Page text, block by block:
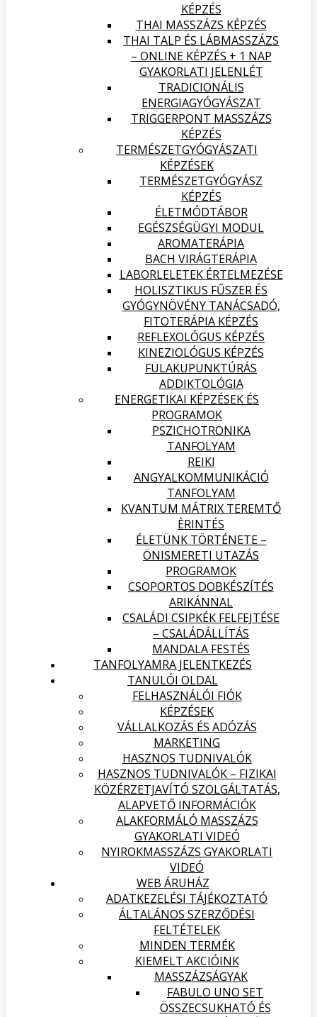
KÉPZÉS
THAI MASSZÁZS KÉPZÉS
THAI TALP ÉS LÁBMASSZÁZS
– ONLINE KÉPZÉS + 1 NAP
GYAKORLATI JELENLÉT
TRADICIONÁLIS
ENERGIAGYÓGYÁSZAT
TRIGGERPONT MASSZÁZS
KÉPZÉS
TERMÉSZETGYÓGYÁSZATI
KÉPZÉSEK
TERMÉSZETGYÓGYÁSZ
KÉPZÉS
ÉLETMÓDTÁBOR
EGÉSZSÉGÜGYI MODUL
AROMATERÁPIA
BACH VIRÁGTERÁPIA
LABORLELETEK ÉRTELMEZÉSE
HOLISZTIKUS FŰSZER ÉS
GYÓGYNÖVÉNY TANÁCSADÓ,
FITOTERÁPIA KÉPZÉS
REFLEXOLÓGUS KÉPZÉS
KINEZIOLÓGUS KÉPZÉS
FÜLAKUPUNKTÚRÁS
ADDIKTOLÓGIA
ENERGETIKAI KÉPZÉSEK ÉS
PROGRAMOK
PSZICHOTRONIKA
TANFOLYAM
REIKI
ANGYALKOMMUNIKÁCIÓ
TANFOLYAM
KVANTUM MÁTRIX TEREMTŐ
ÈRINTÉS
ÉLETÜNK TÖRTÉNETE –
ÖNISMERETI UTAZÁS
PROGRAMOK
CSOPORTOS DOBKÉSZÍTÉS
ARIKÁNNAL
CSALÁDI CSIPKÉK FELFEJTÉSE
– CSALÁDÁLLÍTÁS
MANDALA FESTÉS
TANFOLYAMRA JELENTKEZÉS
TANULÓI OLDAL
FELHASZNÁLÓI FIÓK
KÉPZÉSEK
VÁLLALKOZÁS ÉS ADÓZÁS
MARKETING
HASZNOS TUDNIVALÓK
HASZNOS TUDNIVALÓK – FIZIKAI
KÖZÉRZETJAVÍTÓ SZOLGÁLTATÁS,
ALAPVETŐ INFORMÁCIÓK
ALAKFORMÁLÓ MASSZÁZS
GYAKORLATI VIDEÓ
NYIROKMASSZÁZS GYAKORLATI
VIDEÓ
WEB ÁRUHÁZ
ADATKEZELÉSI TÁJÉKOZTATÓ
ÁLTALÁNOS SZERZŐDÉSI
FELTÉTELEK
MINDEN TERMÉK
KIEMELT AKCIÓINK
MASSZÁZSÁGYAK
FABULO UNO SET
ÖSSZECSUKHATÓ ÉS